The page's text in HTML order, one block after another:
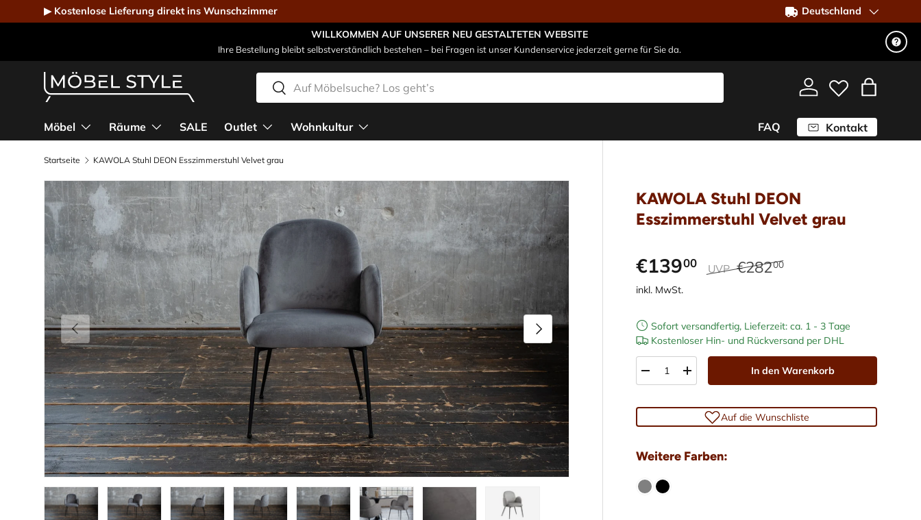
Direkt zum Inhalt
▶ Kostenlose Lieferung direkt ins Wunschzimmer
Deutschland
WILLKOMMEN AUF UNSERER NEU GESTALTETEN WEBSITE
Ihre Bestellung bleibt selbstverständlich bestehen – bei Fragen ist unser Kundenservice jederzeit gerne für Sie da.
Suchen
Suchen
Einloggen
Möbel Räume SALE Outlet Wohnkultur FAQ Kontakt
Startseite KAWOLA Stuhl DEON Esszimmerstuhl Velvet grau
Vorherige Nächste
Bild 1 in Galerieansicht laden
Bild 2 in Galerieansicht laden
Bild 3 in Galerieansicht laden
Bild 4 in Galerieansicht laden
Bild 5 in Galerieansicht laden
Bild 6 in Galerieansicht laden
Bild 7 in Galerieansicht laden
Bild 8 in Galerieansicht laden
KAWOLA Stuhl DEON
Esszimmerstuhl Velvet grau
€13900 UVP €28200
inkl. MwSt.
Sofort versandfertig, Lieferzeit: ca. 1 - 3 Tage
Kostenloser Hin- und Rückversand per DHL
-
+ In den Warenkorb
Auf die Wunschliste
Weitere Farben: